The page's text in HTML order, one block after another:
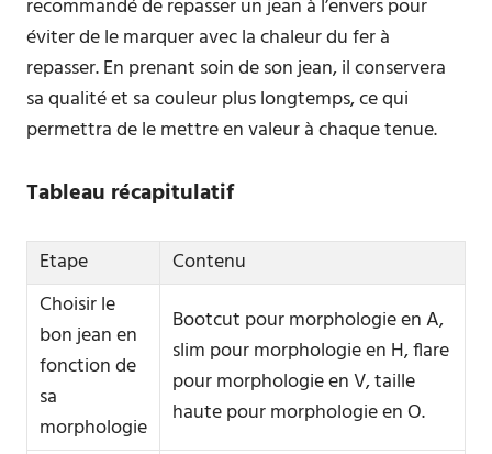
recommandé de repasser un jean à l’envers pour
éviter de le marquer avec la chaleur du fer à
repasser. En prenant soin de son jean, il conservera
sa qualité et sa couleur plus longtemps, ce qui
permettra de le mettre en valeur à chaque tenue.
Tableau récapitulatif
Etape
Contenu
Choisir le
bon jean en
fonction de
sa
morphologie
Bootcut pour morphologie en A,
slim pour morphologie en H, flare
pour morphologie en V, taille
haute pour morphologie en O.